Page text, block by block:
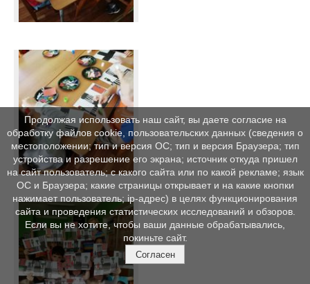
Продолжая использовать наш сайт, вы даете согласие на
обработку файлов cookie, пользовательских данных (сведения о
местоположении; тип и версия ОС; тип и версия Браузера; тип
устройства и разрешение его экрана; источник откуда пришел
на сайт пользователь; с какого сайта или по какой рекламе; язык
ОС и Браузера; какие страницы открывает и на какие кнопки
нажимает пользователь; ip-адрес) в целях функционирования
сайта и проведения статистических исследований и обзоров.
Если вы не хотите, чтобы ваши данные обрабатывались,
покиньте сайт.
Согласен